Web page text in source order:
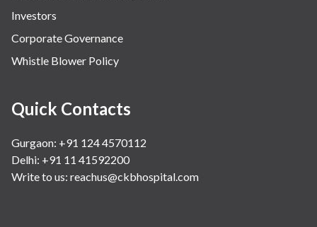
Investors
Corporate Governance
Whistle Blower Policy
Quick Contacts
Gurgaon: +91 124 4570112
Delhi: +91 11 41592200
Write to us: reachus@ckbhospital.com